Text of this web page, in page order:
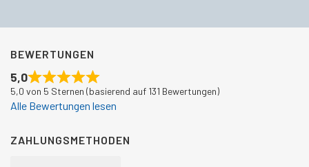
BEWERTUNGEN
5,0
5,0 von 5 Sternen (basierend auf 131 Bewertungen)
Alle Bewertungen lesen
ZAHLUNGSMETHODEN